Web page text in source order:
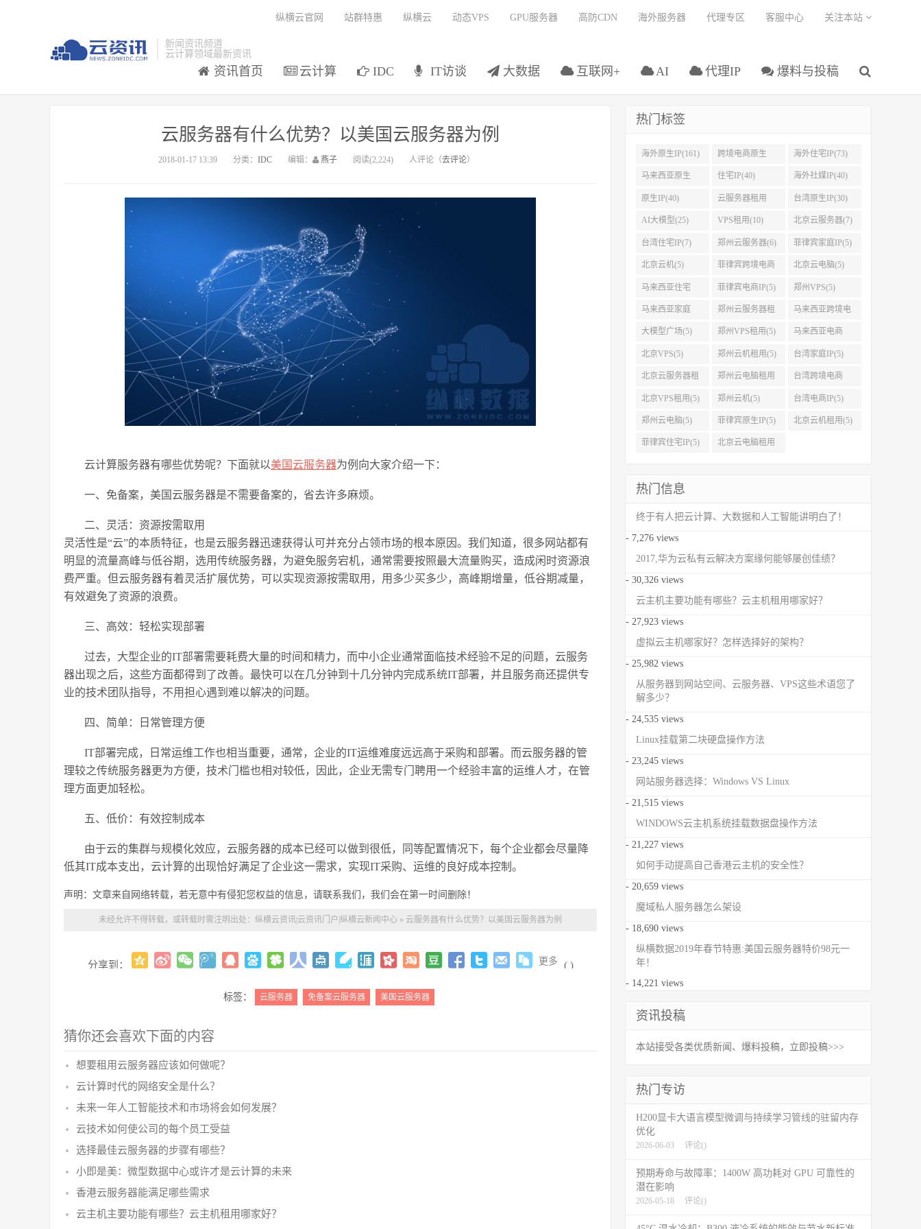
新闻资讯频道
云计算领域最新资讯
资讯首页 云计算 IDC IT访谈 大数据 互联网+ AI 代理IP 爆料与投稿
纵横云官网 站群特惠 纵横云 动态VPS GPU服务器 高防CDN 海外服务器 代理专区 客服中心 关注本站
云服务器有什么优势？以美国云服务器为例
2018-01-17 13:39 分类： IDC 编辑： 燕子 阅读(2,224) 人评论（去评论）
云计算服务器有哪些优势呢？下面就以美国云服务器为例向大家介绍一下：
一、免备案，美国云服务器是不需要备案的，省去许多麻烦。
二、灵活：资源按需取用
灵活性是“云”的本质特征，也是云服务器迅速获得认可并充分占领市场的根本原因。我们知道，很多网站都有
明显的流量高峰与低谷期，选用传统服务器，为避免服务宕机，通常需要按照最大流量购买，造成闲时资源浪
费严重。但云服务器有着灵活扩展优势，可以实现资源按需取用，用多少买多少，高峰期增量，低谷期减量，
有效避免了资源的浪费。
三、高效：轻松实现部署
过去，大型企业的IT部署需要耗费大量的时间和精力，而中小企业通常面临技术经验不足的问题，云服务
器出现之后，这些方面都得到了改善。最快可以在几分钟到十几分钟内完成系统IT部署，并且服务商还提供专
业的技术团队指导，不用担心遇到难以解决的问题。
四、简单：日常管理方便
IT部署完成，日常运维工作也相当重要，通常，企业的IT运维难度远远高于采购和部署。而云服务器的管
理较之传统服务器更为方便，技术门槛也相对较低，因此，企业无需专门聘用一个经验丰富的运维人才，在管
理方面更加轻松。
五、低价：有效控制成本
由于云的集群与规模化效应，云服务器的成本已经可以做到很低，同等配置情况下，每个企业都会尽量降
低其IT成本支出，云计算的出现恰好满足了企业这一需求，实现IT采购、运维的良好成本控制。
声明：文章来自网络转载，若无意中有侵犯您权益的信息，请联系我们，我们会在第一时间删除！
未经允许不得转载，或转载时需注明出处： 纵横云资讯|云资讯门户|纵横云新闻中心 » 云服务器有什么优势？以美国云服务器为例
分享到： 更多 ( )
标签： 云服务器 免备案云服务器 美国云服务器
猜你还会喜欢下面的内容
想要租用云服务器应该如何做呢？
云计算时代的网络安全是什么？
未来一年人工智能技术和市场将会如何发展？
云技术如何使公司的每个员工受益
选择最佳云服务器的步骤有哪些？
小即是美：微型数据中心或许才是云计算的未来
香港云服务器能满足哪些需求
云主机主要功能有哪些？云主机租用哪家好？
热门标签
海外原生IP(161) 跨境电商原生
IP(108)
海外住宅IP(73)
马来西亚原生
IP(45)
住宅IP(40) 海外社媒IP(40)
原生IP(40) 云服务器租用
(32)
台湾原生IP(30)
AI大模型(25) VPS租用(10) 北京云服务器(7)
台湾住宅IP(7) 郑州云服务器(6) 菲律宾家庭IP(5)
北京云机(5) 菲律宾跨境电商
IP(5)
北京云电脑(5)
马来西亚住宅
IP(5)
菲律宾电商IP(5) 郑州VPS(5)
马来西亚家庭
IP(5)
郑州云服务器租
用(5)
马来西亚跨境电
商IP(5)
大模型广场(5) 郑州VPS租用(5) 马来西亚电商
IP(5)
北京VPS(5) 郑州云机租用(5) 台湾家庭IP(5)
北京云服务器租
用(5)
郑州云电脑租用
(5)
台湾跨境电商
IP(5)
北京VPS租用(5) 郑州云机(5) 台湾电商IP(5)
郑州云电脑(5) 菲律宾原生IP(5) 北京云机租用(5)
菲律宾住宅IP(5) 北京云电脑租用
热门信息
终于有人把云计算、大数据和人工智能讲明白了！
- 7,276 views
2017,华为云私有云解决方案缘何能够屡创佳绩？
- 30,326 views
云主机主要功能有哪些？云主机租用哪家好？
- 27,923 views
虚拟云主机哪家好？怎样选择好的架构？
- 25,982 views
从服务器到网站空间、云服务器、VPS这些术语您了
解多少？
- 24,535 views
Linux挂载第二块硬盘操作方法
- 23,245 views
网站服务器选择：Windows VS Linux
- 21,515 views
WINDOWS云主机系统挂载数据盘操作方法
- 21,227 views
如何手动提高自己香港云主机的安全性？
- 20,659 views
魔域私人服务器怎么架设
- 18,690 views
纵横数据2019年春节特惠:美国云服务器特价98元一
年！
- 14,221 views
资讯投稿
本站接受各类优质新闻、爆料投稿，立即投稿>>>
热门专访
H200显卡大语言模型微调与持续学习管线的驻留内存
优化
2026-06-03 评论()
预期寿命与故障率：1400W 高功耗对 GPU 可靠性的
潜在影响
2026-05-18 评论()